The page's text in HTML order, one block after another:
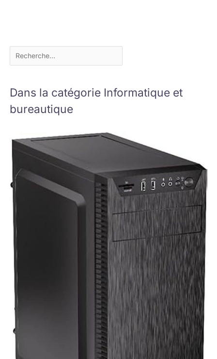
Dans la catégorie Informatique et
bureautique